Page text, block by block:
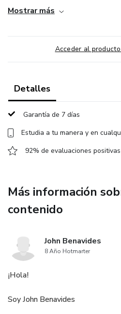
de marketing y promoción, y
Además, tendrás acceso a una
lanzadores donde podrás
tendrás la oportunidad de asistir
semanales donde podrás hacer
profundizar en temas clave
lanzamientos.
Mostrar más
Acceder al
Detalles
Garantía de 7 días
Estudia a tu manera y en
92% de evaluaciones positivas
Más información
contenido
John Benavides
8 Año Hotmarter
¡Hola!
Soy John Benavides